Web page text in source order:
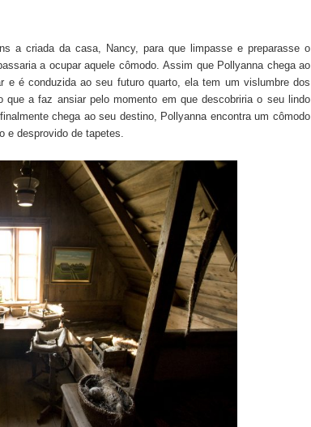
a criada da casa, Nancy, para que limpasse e preparasse o
a ocupar aquele cômodo. Assim que Pollyanna chega ao
e é conduzida ao seu futuroquarto, ela tem um vislumbre dos
a faz ansiar pelo momento em que descobriria o seu lindo
chega ao seu destino, Pollyanna encontra um cômodo
e desprovido de tapetes.